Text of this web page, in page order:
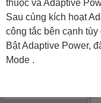
thuộc và Adaptive
Sau cùng kích hoạt
công tắc bên cạnh tùy
Bật Adaptive Power,
Mode .